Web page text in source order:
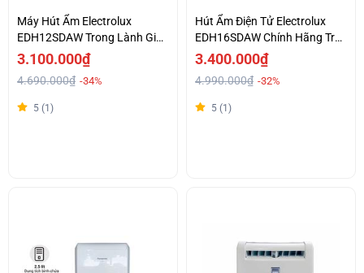
Máy Hút Ẩm Electrolux
EDH12SDAW Trong Lành Giá
Tốt
3.100.000₫
4.690.000₫ -34%
5 (1)
Hút Ẩm Điện Tử Electrolux
EDH16SDAW Chính Hãng Trả
Góp 0%
3.400.000₫
4.990.000₫ -32%
5 (1)